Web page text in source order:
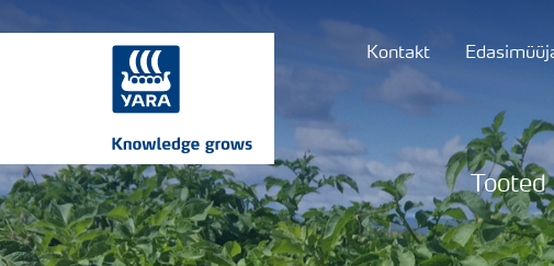
Kontakt
Tooted